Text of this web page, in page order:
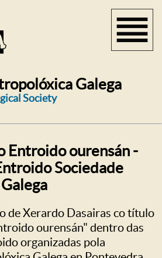
Galega
Society
Entroido ourensán -
Sociedade
de Xerardo Dasairas co título
ourensán" dentro das
organizadas pola